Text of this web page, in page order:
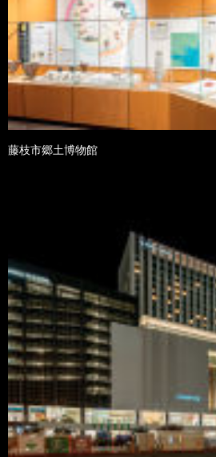
藤枝市郷土博物館